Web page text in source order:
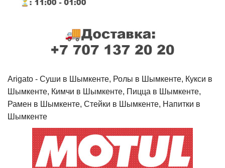
Arigato - Cуши в Шымкенте, Ролы в Шымкенте, Кукси в
Шымкенте, Кимчи в Шымкенте, Пицца в Шымкенте,
Рамен в Шымкенте, Стейки в Шымкенте, Напитки в
Шымкенте